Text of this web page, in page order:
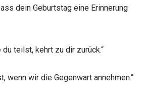
dein Geburtstag eine Erinnerung
du teilst, kehrt zu dir zurück.“
wenn wir die Gegenwart annehmen.“